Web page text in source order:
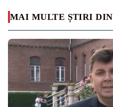
MAI MULTE ȘTIRI DIN